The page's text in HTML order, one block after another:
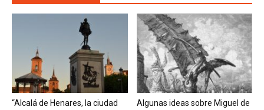
“Alcalá de Henares, la ciudad
Algunas ideas sobre Miguel de